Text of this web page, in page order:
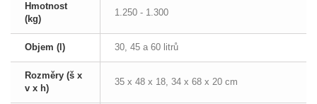
Hmotnost
(kg)
1.250 - 1.300
Objem (l) 30, 45 a 60 litrů
Rozměry (š x
v x h)
35 x 48 x 18, 34 x 68 x 20 cm